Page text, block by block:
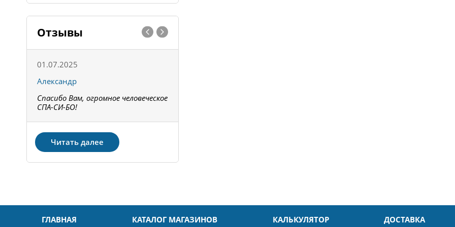
Отзывы
01.07.2025
Александр
Спасибо Вам, огромное человеческое
СПА-СИ-БО!
Читать далее
ГЛАВНАЯ КАТАЛОГ МАГАЗИНОВ КАЛЬКУЛЯТОР ДОСТАВКА